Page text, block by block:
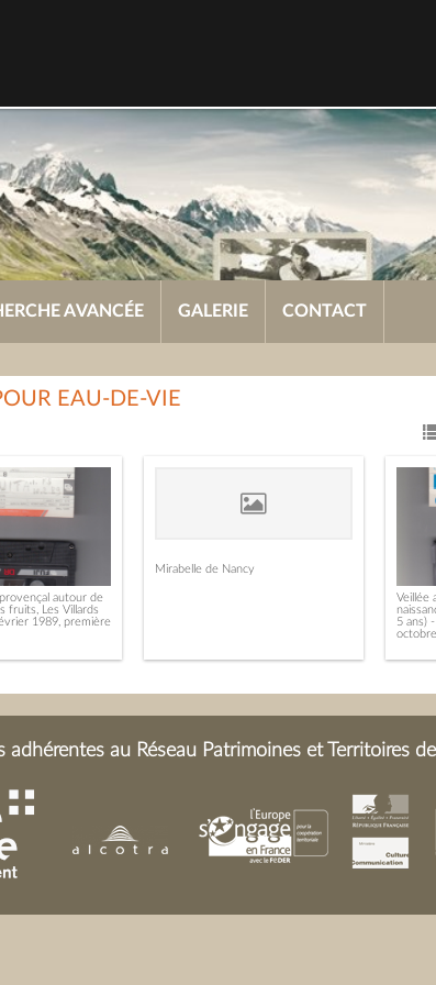
AVANCÉE GALERIE CONTACT
EAU-DE-VIE
autour de
fruits, Les Villards
1989, première
Mirabelle de Nancy
Veillée
5 ans)
au Réseau Patrimoines et Territoires